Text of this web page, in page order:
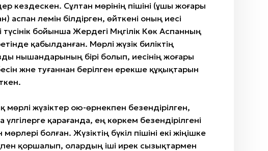
кездескен. Сұлтан мөрінің пішіні (ұшы жоғары
аспан әлемін білдірген, өйткені оның иесі
түсінік бойынша Жердегі Мәңгілік Көк Аспанның
қабылданған. Мөрлі жүзік биліктің
нышандарының бірі болып, иесінің жоғары
және туғаннан берілген ерекше құқықтарын
мөрлі жүзіктер ою-өрнекпен безендірілген,
үлгілерге қарағанда, ең көркем безендірілгені
мөрлері болған. Жүзіктің бүкіл пішіні екі жіңішке
қоршалып, олардың іші ирек сызықтармен